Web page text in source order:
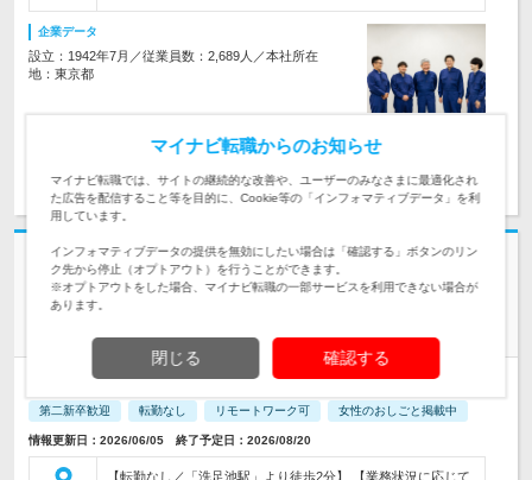
企業データ
設立：1942年7月／従業員数：2,689人／本社所在
地：東京都
求人詳細を見る 気になる
株式会社嘉七 | 月給30万円~*完全週休2日制*未経験歓迎*10連休OK*出社
は週3程度
未経験でOK！地域に根差した【不動産営業】在宅OK＊年休
職種・業種未経験OK 完全週休2日制 学歴不問
第二新卒歓迎 転勤なし リモートワーク可 女性のおしごと掲載中
情報更新日：2026/06/05 終了予定日：2026/08/20
【転勤なし／「洗足池駅」より徒歩2分】 【業務状況に応じて
マイナビ転職からのお知らせ
マイナビ転職では、サイトの継続的な改善や、ユーザーのみなさまに最適化され
た広告を配信すること等を目的に、Cookie等の「インフォマティブデータ」を利
用しています。
インフォマティブデータの提供を無効にしたい場合は「確認する」ボタンのリン
ク先から停止（オプトアウト）を行うことができます。
※オプトアウトをした場合、マイナビ転職の一部サービスを利用できない場合が
あります。
閉じる 確認する